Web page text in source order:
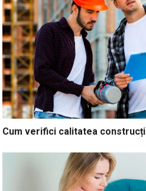
Cum verifici calitatea